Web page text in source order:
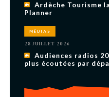
Ardèche Tourisme
Planner
MÉDIAS
28 JUILLET 2026
Audiences radios
plus écoutées par